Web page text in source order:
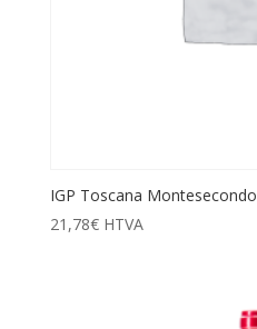
IGP Toscana Montesecondo
21,78€ HTVA